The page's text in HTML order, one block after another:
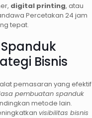
digital printing, atau
Percetakan 24 jam
tepat.
Bisnis
pemasaran yang efektif
pembuatan spanduk
metode lain.
visibilitas bisnis